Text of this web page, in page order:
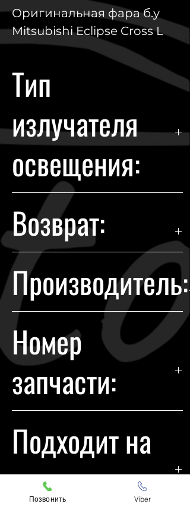
Оригинальная фара б.у
Mitsubishi Eclipse Cross L
Тип
излучателя
освещения:
Halogen
Возврат:
Гарантия возврата происходит в
течении 14 дней с момента
покупки.
Производитель:
Mitsubishi
Номер
запчасти:
Подходит на
модели:
Позвонить Viber